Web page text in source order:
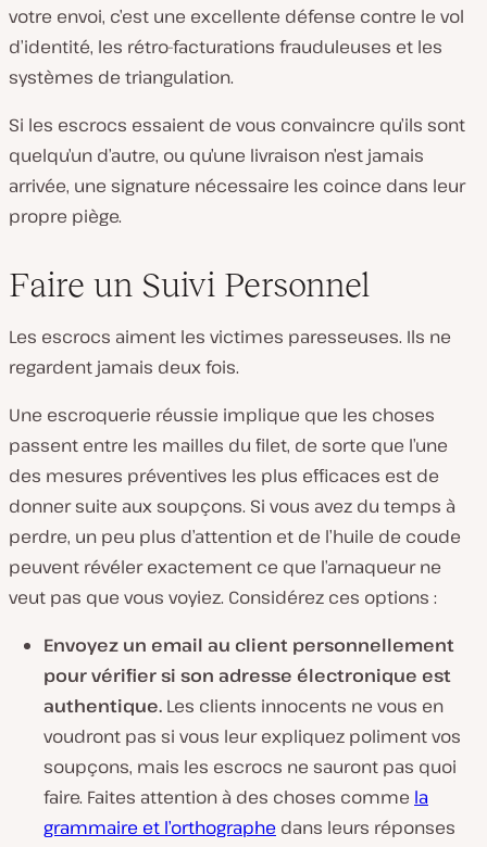
votre envoi, c’est une excellente défense contre le vol
d’identité, les rétro-facturations frauduleuses et les
systèmes de triangulation.
Si les escrocs essaient de vous convaincre qu’ils sont
quelqu’un d’autre, ou qu’une livraison n’est jamais
arrivée, une signature nécessaire les coince dans leur
propre piège.
Faire un Suivi Personnel
Les escrocs aiment les victimes paresseuses. Ils ne
regardent jamais deux fois.
Une escroquerie réussie implique que les choses
passent entre les mailles du filet, de sorte que l’une
des mesures préventives les plus efficaces est de
donner suite aux soupçons. Si vous avez du temps à
perdre, un peu plus d’attention et de l’huile de coude
peuvent révéler exactement ce que l’arnaqueur ne
veut pas que vous voyiez. Considérez ces options :
Envoyez un email au client personnellement
pour vérifier si son adresse électronique est
authentique. Les clients innocents ne vous en
voudront pas si vous leur expliquez poliment vos
soupçons, mais les escrocs ne sauront pas quoi
faire. Faites attention à des choses comme la
grammaire et l’orthographe dans leurs réponses